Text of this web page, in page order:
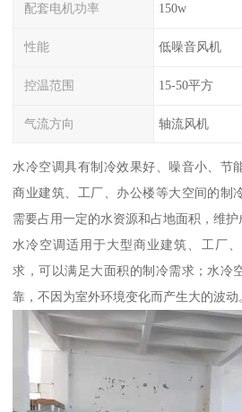
配套电机功率 150w
性能 低噪音风机
控温范围 15-50平方
气流方向 轴流风机
水冷空调具有制冷效果好、噪音小、节
商业建筑、工厂、办公楼等大空间的制
需要占用一定的水资源和占地面积，维护
水冷空调适用于大型商业建筑、工厂
求，可以满足大面积的制冷需求；水冷
靠，不因为室外环境变化而产生大的波动